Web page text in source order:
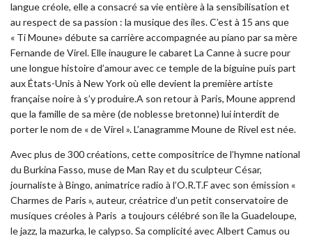
langue créole, ellea consacré sa vie entière à la sensibilisation et
au respect de sa passion : la musique des iles. C’est à 15 ans que
« Ti Moune» débute sa carrière accompagnée au piano par sa mère
Fernande de Virel. Elle inaugure le cabaret La Canne à sucre pour
une longue histoire d’amour avec ce temple de la biguine puis part
aux États-Unis à New York où elle devient la première artiste
française noire à s’y produire.A son retour à Paris, Moune apprend
que la famille de sa mère (de noblesse bretonne) lui interdit de
porter le nom de « de Virel ». L’anagramme Moune de Rivel est née.
Avec plus de 300 créations, cette compositrice de l’hymne national
du Burkina Fasso, muse de Man Ray et du sculpteur César,
journaliste à Bingo, animatrice radio à l’O.R.T.F avec son émission «
Charmes de Paris », auteur, créatrice d’un petit conservatoire de
musiques créoles à Paris a toujours célébré son île la Guadeloupe,
le jazz, la mazurka, le calypso. Sa complicité avec Albert Camus ou